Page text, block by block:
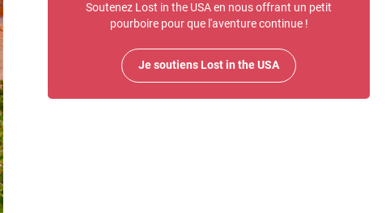
Soutenez Lost in the USA en nous offrant un petit
pourboire pour que l'aventure continue !
Je soutiens Lost in the USA